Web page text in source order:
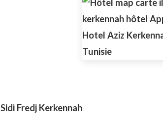
Sidi Fredj Kerkennah